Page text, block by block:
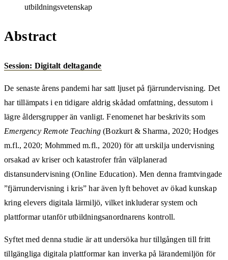
utbildningsvetenskap
Abstract
Session: Digitalt deltagande
De senaste årens pandemi har satt ljuset på fjärrundervisning. Det
har tillämpats i en tidigare aldrig skådad omfattning, dessutom i
lägre åldersgrupper än vanligt. Fenomenet har beskrivits som
Emergency Remote Teaching (Bozkurt & Sharma, 2020; Hodges
m.fl., 2020; Mohmmed m.fl., 2020) för att urskilja undervisning
orsakad av kriser och katastrofer från välplanerad
distansundervisning (Online Education). Men denna framtvingade
”fjärr­under­visning i kris” har även lyft behovet av ökad kunskap
kring elevers digitala lärmiljö, vilket inkluderar system och
plattformar utanför utbildningsanordnarens kontroll.
Syftet med denna studie är att undersöka hur tillgången till fritt
tillgängliga digitala plattformar kan inverka på lärandemiljön för